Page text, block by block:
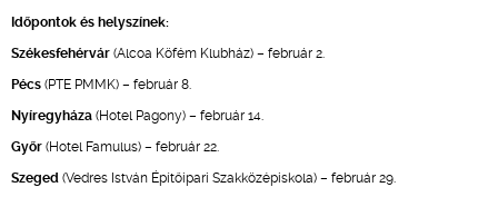
Időpontok és helyszínek:
Székesfehérvár (Alcoa Köfém Klubház) – február 2.
Pécs (PTE PMMK) – február 8.
Nyíregyháza (Hotel Pagony) – február 14.
Győr (Hotel Famulus) – február 22.
Szeged (Vedres István Építőipari Szakközépiskola) – február 29.